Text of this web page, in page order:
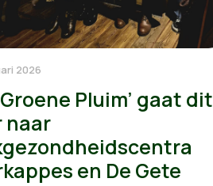
2026
Pluim’ gaat dit
naar
en De Gete